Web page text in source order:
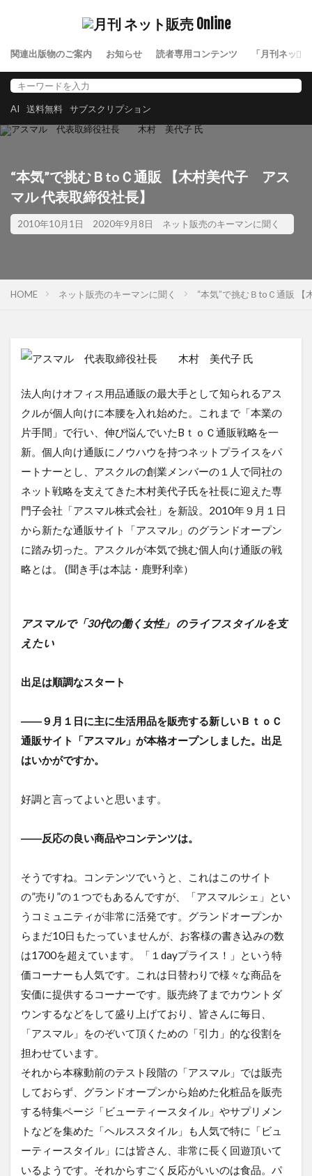
関連出版物のご案内 お知らせ 読者専用コンテンツ 「月刊ネット
AI 送料無料 サブスクリプション
“本気”で挑むＢtoＣ通販 【木村美代子 アス
マル 代表取締役社長】
2010年10月1日 2020年9月8日 ネット販売のキーマンに聞く
HOME ネット販売のキーマンに聞く “本気”で挑むＢtoＣ通販
法人向けオフィス用品通販の最大手として知られるアス
クルが個人向けに本腰を入れ始めた。これまで「本業の
片手間」で行い、伸び悩んでいたBｔｏＣ通販戦略を一
新。個人向け通販にノウハウを持つネットプライスをパ
ートナーとし、アスクルの創業メンバーの１人で同社の
ネット戦略を支えてきた木村美代子氏を社長に迎えた専
門子会社「アスマル株式会社」を新設。2010年９月１日
から新たな通販サイト「アスマル」のグランドオープン
に踏み切った。アスクルが本気で挑む個人向け通販の戦
略とは。 (聞き手は本誌・鹿野利幸）
アスマルで「30代の働く女性」 のライフスタイルを支
えたい
出足は順調なスタート
――９月１日に主に生活用品を販売する新しいＢｔｏＣ
通販サイト「アスマル」が本格オープンしました。出足
はいかがですか。
好調と言ってよいと思います。
――反応の良い商品やコンテンツは。
そうですね。コンテンツでいうと、これはこのサイト
の”売り”の１つでもあるんですが、「アスマルシェ」とい
うコミュニティが非常に活発です。グランドオープンか
らまだ10日もたっていませんが、お客様の書き込みの数
は1700を超えています。「１dayプライス！」という特
価コーナーも人気です。これは日替わりで様々な商品を
安価に提供するコーナーです。販売終了までカウントダ
ウンするなどをして盛り上げており、皆さんに毎日、
「アスマル」をのぞいて頂くための「引力」的な役割を
担わせています。
それから本稼動前のテスト段階の「アスマル」では販売
しておらず、グランドオープンから始めた化粧品を販売
する特集ページ「ビューティースタイル」やサプリメン
トなどを集めた「ヘルススタイル」も人気で特に「ビュ
ーティースタイル」には皆さん、非常に長く回遊頂いて
いるようです。それからすごく反応がいいのは食品。パ